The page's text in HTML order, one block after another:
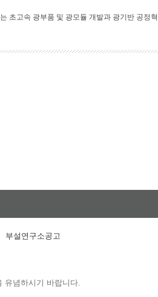
초고속 광부품 및 광모듈 개발과 광기반 공정
부설연구소공고
유념하시기 바랍니다.